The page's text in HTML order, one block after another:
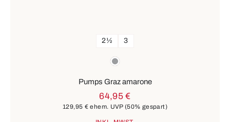
grau
2½ 3
Pumps Graz amarone
64,95 €
129,95 € ehem. UVP(50% gespart)